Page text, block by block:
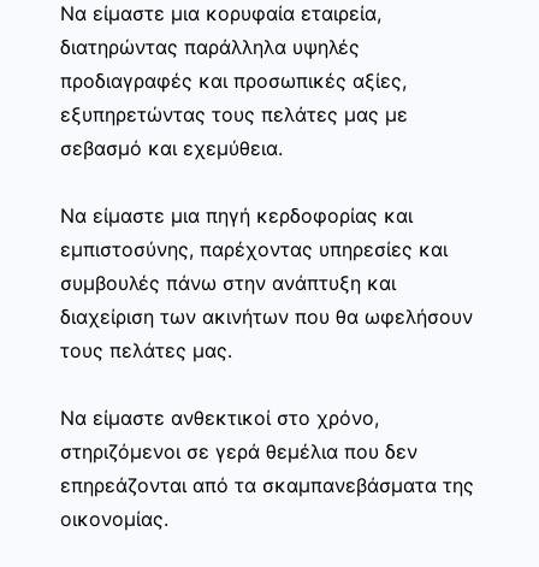
Να είμαστε μια κορυφαία εταιρεία,
διατηρώντας παράλληλα υψηλές
προδιαγραφές και προσωπικές αξίες,
εξυπηρετώντας τους πελάτες μας με
σεβασμό και εχεμύθεια.
Να είμαστε μια πηγή κερδοφορίας και
εμπιστοσύνης, παρέχοντας υπηρεσίες και
συμβουλές πάνω στην ανάπτυξη και
διαχείριση των ακινήτων που θα ωφελήσουν
τους πελάτες μας.
Να είμαστε ανθεκτικοί στο χρόνο,
στηριζόμενοι σε γερά θεμέλια που δεν
επηρεάζονται από τα σκαμπανεβάσματα της
οικονομίας.